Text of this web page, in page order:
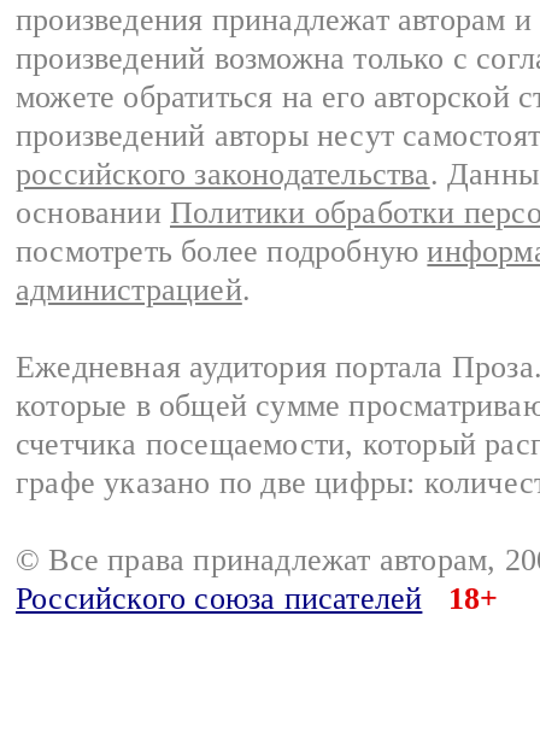
произведения принадлежат авторам
произведений возможна только с
можете обратиться на его авторской
произведений авторы несут
российского законодательства.
основании Политики обработки
посмотреть более подробную
администрацией.
Ежедневная аудитория портала
которые в общей сумме
счетчика посещаемости, который
графе указано по две цифры:
© Все права принадлежат авторам,
Российского союза писателей
18+